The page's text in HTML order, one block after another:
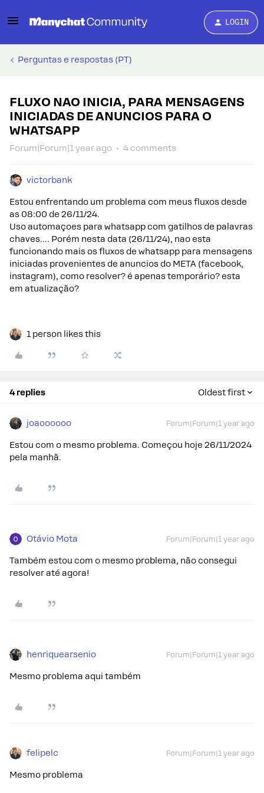
LOGIN
Perguntas e respostas (PT)
FLUXO NAO INICIA, PARA MENSAGENS
INICIADAS DE ANUNCIOS PARA O
WHATSAPP
Forum|Forum|1 year ago 4 comments
victorbank
Estou enfrentando um problema com meus fluxos desde
as 08:00 de 26/11/24.
Uso automaçoes para whatsapp com gatilhos de palavras
chaves…. Porém nesta data (26/11/24), nao esta
funcionando mais os fluxos de whatsapp para mensagens
iniciadas provenientes de anuncios do META (facebook,
instagram), como resolver? é apenas temporário? esta
em atualização?
1 person likes this
4 replies Oldest first
joaoooooo Forum|Forum|1 year ago
Estou com o mesmo problema. Começou hoje 26/11/2024
pela manhã.
Otávio Mota Forum|Forum|1 year ago
Também estou com o mesmo problema, não consegui
resolver até agora!
henriquearsenio Forum|Forum|1 year ago
Mesmo problema aqui também
felipelc Forum|Forum|1 year ago
Mesmo problema